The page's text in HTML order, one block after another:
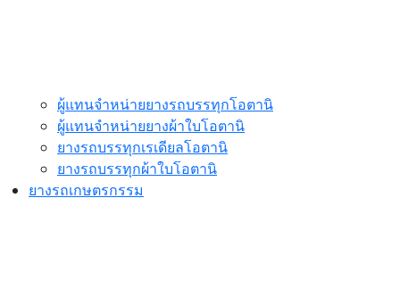
ผู้แทนจำหน่ายยางรถบรรทุกโอตานิ
ผู้แทนจำหน่ายยางผ้าใบโอตานิ
ยางรถบรรทุกเรเดียลโอตานิ
ยางรถบรรทุกผ้าใบโอตานิ
ยางรถเกษตรกรรม